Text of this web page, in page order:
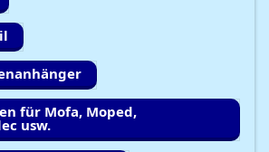
für Mofa, Moped,
usw.